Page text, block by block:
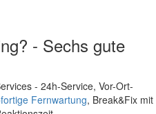
- Sechs gute
- 24h-Service, Vor-Ort-
Fernwartung, Break&Fix mit